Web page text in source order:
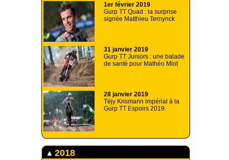
1er février 2019
Gurp TT Quad : la surprise
signée Matthieu Ternynck
31 janvier 2019
Gurp TT Juniors : une balade
de santé pour Mathéo Miot
28 janvier 2019
Téjy Krismann impérial à la
Gurp TT Espoirs 2019.
2018